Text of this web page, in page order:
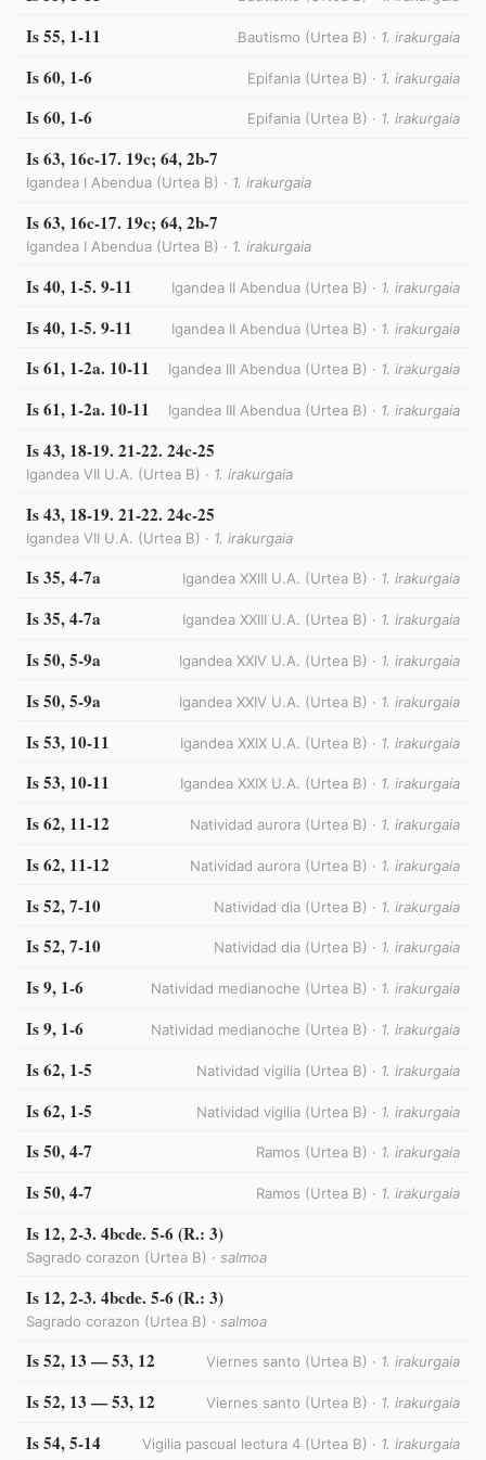
Is 55, 1-11 Bautismo (Urtea B) · 1. irakurgaia
Is 60, 1-6 Epifania (Urtea B) · 1. irakurgaia
Is 60, 1-6 Epifania (Urtea B) · 1. irakurgaia
Is 63, 16c-17. 19c; 64, 2b-7
Igandea I Abendua (Urtea B) · 1. irakurgaia
Is 63, 16c-17. 19c; 64, 2b-7
Igandea I Abendua (Urtea B) · 1. irakurgaia
Is 40, 1-5. 9-11 Igandea II Abendua (Urtea B) · 1. irakurgaia
Is 40, 1-5. 9-11 Igandea II Abendua (Urtea B) · 1. irakurgaia
Is 61, 1-2a. 10-11 Igandea III Abendua (Urtea B) · 1. irakurgaia
Is 61, 1-2a. 10-11 Igandea III Abendua (Urtea B) · 1. irakurgaia
Is 43, 18-19. 21-22. 24c-25
Igandea VII U.A. (Urtea B) · 1. irakurgaia
Is 43, 18-19. 21-22. 24c-25
Igandea VII U.A. (Urtea B) · 1. irakurgaia
Is 35, 4-7a Igandea XXIII U.A. (Urtea B) · 1. irakurgaia
Is 35, 4-7a Igandea XXIII U.A. (Urtea B) · 1. irakurgaia
Is 50, 5-9a Igandea XXIV U.A. (Urtea B) · 1. irakurgaia
Is 50, 5-9a Igandea XXIV U.A. (Urtea B) · 1. irakurgaia
Is 53, 10-11 Igandea XXIX U.A. (Urtea B) · 1. irakurgaia
Is 53, 10-11 Igandea XXIX U.A. (Urtea B) · 1. irakurgaia
Is 62, 11-12 Natividad aurora (Urtea B) · 1. irakurgaia
Is 62, 11-12 Natividad aurora (Urtea B) · 1. irakurgaia
Is 52, 7-10 Natividad dia (Urtea B) · 1. irakurgaia
Is 52, 7-10 Natividad dia (Urtea B) · 1. irakurgaia
Is 9, 1-6 Natividad medianoche (Urtea B) · 1. irakurgaia
Is 9, 1-6 Natividad medianoche (Urtea B) · 1. irakurgaia
Is 62, 1-5 Natividad vigilia (Urtea B) · 1. irakurgaia
Is 62, 1-5 Natividad vigilia (Urtea B) · 1. irakurgaia
Is 50, 4-7 Ramos (Urtea B) · 1. irakurgaia
Is 50, 4-7 Ramos (Urtea B) · 1. irakurgaia
Is 12, 2-3. 4bcde. 5-6 (R.: 3)
Sagrado corazon (Urtea B) · salmoa
Is 12, 2-3. 4bcde. 5-6 (R.: 3)
Sagrado corazon (Urtea B) · salmoa
Is 52, 13 — 53, 12 Viernes santo (Urtea B) · 1. irakurgaia
Is 52, 13 — 53, 12 Viernes santo (Urtea B) · 1. irakurgaia
Is 54, 5-14 Vigilia pascual lectura 4 (Urtea B) · 1. irakurgaia